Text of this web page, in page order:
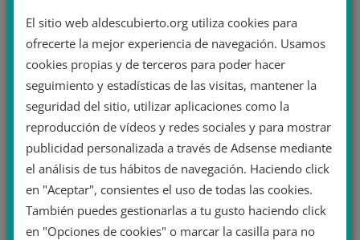
cómplices que las justifican. Como siempre,plantar
cara es la única solución posible.
Artículo de Iker Martínez.
El sitio web aldescubierto.org utiliza cookies para
ofrecerte la mejor experiencia de navegación. Usamos
cookies propias y de terceros para poder hacer
seguimiento y estadísticas de las visitas, mantener la
seguridad del sitio, utilizar aplicaciones como la
reproducción de vídeos y redes sociales y para mostrar
publicidad personalizada a través de Adsense mediante
el análisis de tus hábitos de navegación. Haciendo click
en "Aceptar", consientes el uso de todas las cookies.
También puedes gestionarlas a tu gusto haciendo click
en "Opciones de cookies" o marcar la casilla para no